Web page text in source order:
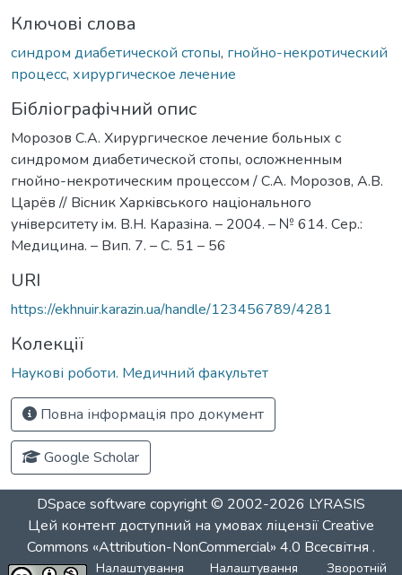
Ключові слова
синдром диабетической стопы, гнойно-некротический
процесс, хирургическое лечение
Бібліографічний опис
Морозов С.А. Хирургическое лечение больных с
синдромом диабетической стопы, осложненным
гнойно-некротическим процессом / С.А. Морозов, А.В.
Царёв // Вiсник Харкiвського нацiонального
унiверситету iм. В.Н. Каразiна. – 2004. – № 614. Сер.:
Медицина. – Вип. 7. – С. 51 – 56
URI
https://ekhnuir.karazin.ua/handle/123456789/4281
Колекції
Наукові роботи. Медичний факультет
Повна інформація про документ
Google Scholar
DSpace software copyright © 2002-2026 LYRASIS
Цей контент доступний на умовах ліцензіїCreative
Commons «Attribution-NonCommercial» 4.0 Всесвітня .
Налаштування Налаштування Зворотній